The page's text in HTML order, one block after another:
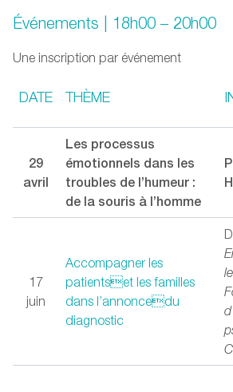
Événements | 18h00 – 20h00
Une inscription par événement
DATE THÈME
29
avril
Les processus
émotionnels dans les
troubles de l’humeur :
de la souris à l’homme
17
juin
Accompagner les
patientset les familles
dans l’annoncedu
diagnostic